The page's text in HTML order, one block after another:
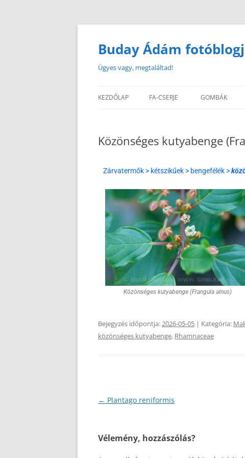
Buday Ádám
Ügyes vagy, megtaláltad!
KEZDŐLAP FA-CSERJE GOMBÁK
Közönséges kutyabenge
Zárvatermők > kétszikűek > bengefélék >
Közönséges kutyabenge (Frangula alnus)
Bejegyzés időpontja:2026-05-05 | Kategória:
közönséges kutyabenge, Rhamnaceae
Bejegyzés
← Plantago reniformis
Vélemény, hozzászólás?